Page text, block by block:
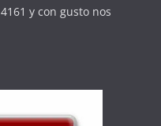
y con gusto nos